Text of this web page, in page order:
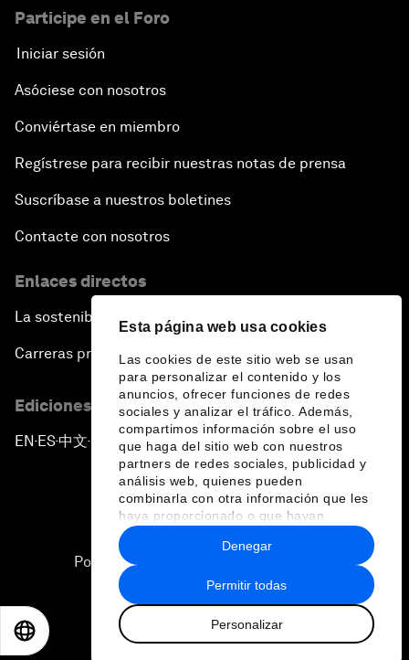
Esta página web usa cookies
Las cookies de este sitio web se usan
para personalizar el contenido y los
anuncios, ofrecer funciones de redes
sociales y analizar el tráfico. Además,
compartimos información sobre el uso
que haga del sitio web con nuestros
partners de redes sociales, publicidad y
análisis web, quienes pueden
combinarla con otra información que les
haya proporcionado o que hayan
recopilado a partir del uso que haya
hecho de sus servicios.
Permitir todas
Personalizar
Denegar
Participe en el Foro
Iniciar sesión
Asóciese con nosotros
Conviértase en miembro
Regístrese para recibir nuestras notas de prensa
Suscríbase a nuestros boletines
Contacte con nosotros
Enlaces directos
La sostenibilidad en el Foro
Carreras profesionales
Ediciones en otros idiomas
EN ▪ES▪中文▪ 日本語
Política de privacidad y normas de uso
Sitemap
2026 Foro Económico Mundial